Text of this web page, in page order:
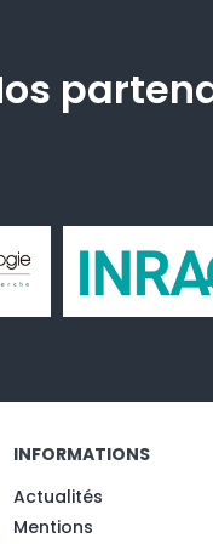
INFORMATIONS
Actualités
Mentions